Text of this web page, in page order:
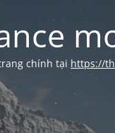
chính tại https://